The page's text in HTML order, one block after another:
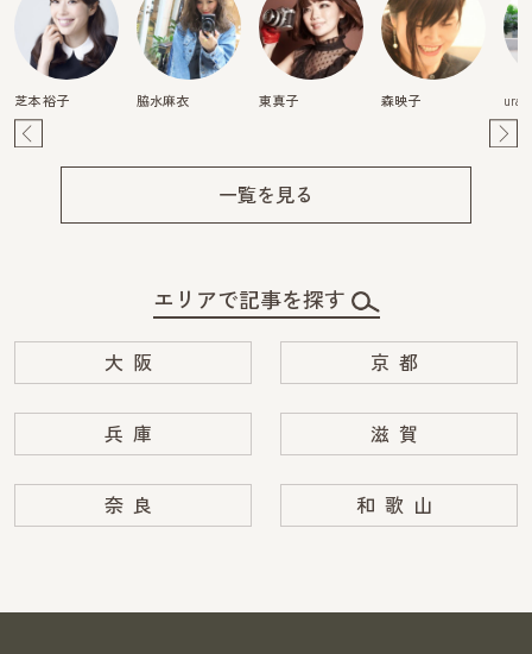
芝本 裕子 脇水麻衣 東真子 森映子
一覧を見る
エリアで記事を探す
大阪 京都
兵庫 滋賀
奈良 和歌山